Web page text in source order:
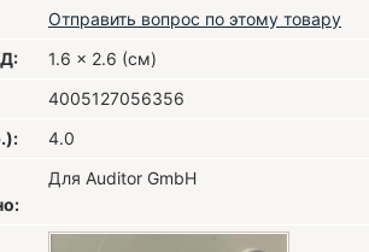
Отправить вопрос по этому товару
1.6 x 2.6 (см)
4005127056356
4.0
Для Auditor GmbH